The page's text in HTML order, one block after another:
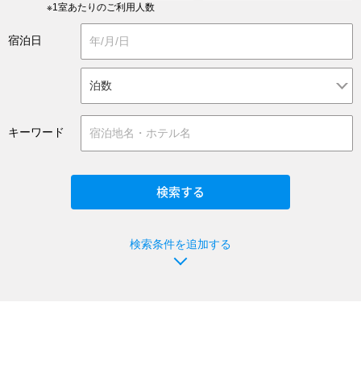
※1室あたりのご利用人数
宿泊日
キーワード
検索条件を追加する